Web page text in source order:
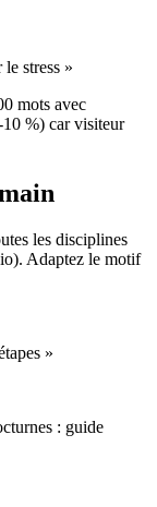
stress »
mots avec
%) car visiteur
les disciplines
Adaptez le motif
»
: guide